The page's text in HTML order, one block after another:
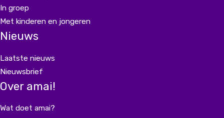
In groep
Met kinderen en jongeren
Nieuws
Laatste nieuws
Nieuwsbrief
Over amai!
Wat doet amai?